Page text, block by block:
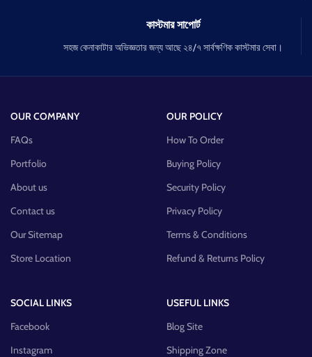
কাস্টমার সাপোর্ট
সহজ কেনাকাটার অভিজ্ঞতার জন্য আছে ২৪/৭ সার্বক্ষণিক কাস্টমার সেবা।
OUR COMPANY
FAQs
Portfolio
About us
Contact us
Our Sitemap
Store Location
OUR POLICY
How To Order
Buying Policy
Security Policy
Privacy Policy
Terms & Conditions
Refund & Returns Policy
SOCIAL LINKS
Facebook
Instagram
USEFUL LINKS
Blog Site
Shipping Zone